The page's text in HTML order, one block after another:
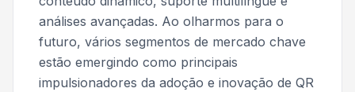
análises avançadas. Ao olharmos para o
futuro, vários segmentos de mercado chave
estão emergindo como principais
impulsionadores da adoção e inovação de QR